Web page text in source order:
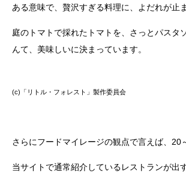
ある意味で、贅沢すぎる料理に、よだれが止
庭のトマトで採れたトマトを、さっとパスタ
んて、美味しいに決まっています。
(c)「リトル・フォレスト」製作委員会
さらにフードマイレージの観点で言えば、20
当サイトで通常紹介しているレストランが出